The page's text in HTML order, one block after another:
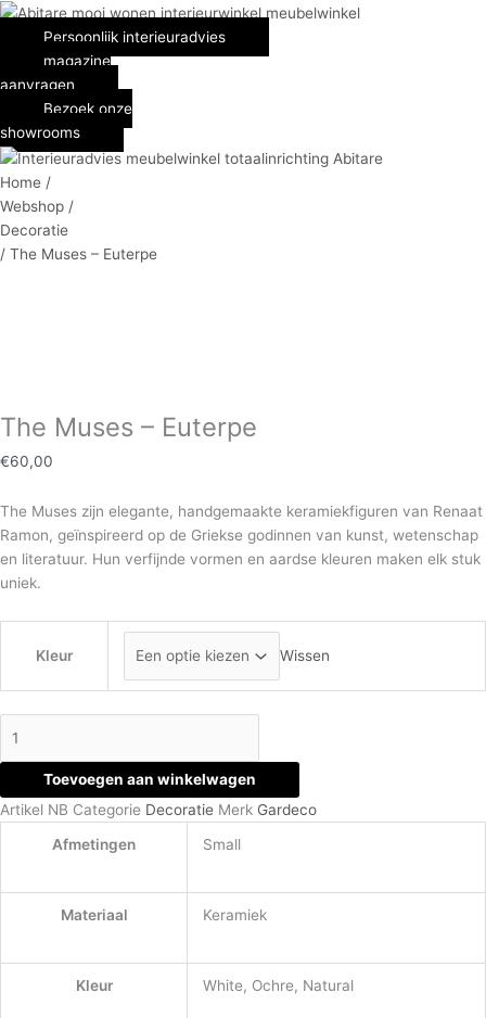
Spring
inhoud
Persoonlijk interieuradvies
magazine
aanvragen
Bezoek onze
showrooms
Home /
Webshop /
Decoratie
/ The Muses – Euterpe
The Muses – Euterpe
€60,00
The Muses zijn elegante, handgemaakte keramiekfiguren van Renaat
Ramon, geïnspireerd op de Griekse godinnen van kunst, wetenschap
en literatuur. Hun verfijnde vormen en aardse kleuren maken elk stuk
uniek.
Kleur Wissen
The
Euterpe
Toevoegen aan winkelwagen
Artikel NB Categorie Decoratie Merk Gardeco
Afmetingen
Small
Materiaal Keramiek
Kleur White, Ochre, Natural
Prijsklasse:
€1.380,00
tot